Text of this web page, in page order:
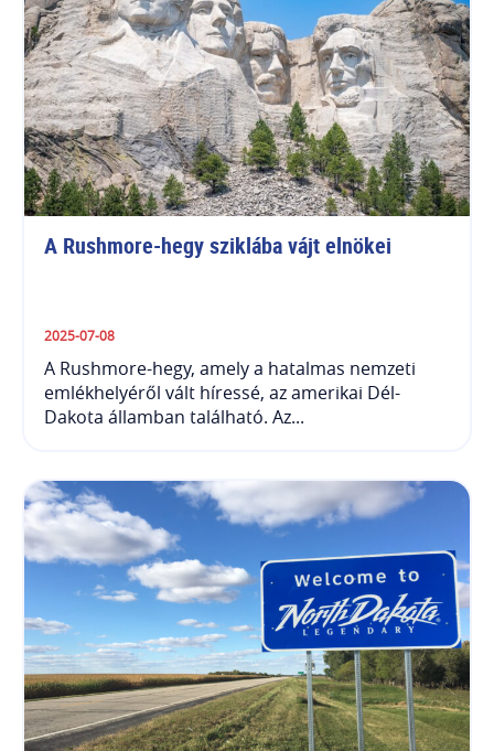
A Rushmore-hegy sziklába vájt elnökei
2025-07-08
A Rushmore-hegy, amely a hatalmas nemzeti
emlékhelyéről vált híressé, az amerikai Dél-
Dakota államban található. Az...